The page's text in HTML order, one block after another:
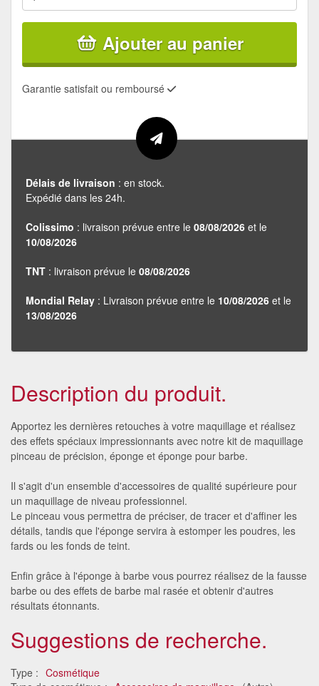
Ajouter au panier
Garantie satisfait ou remboursé
Délais de livraison : en stock.
Expédié dans les 24h.
Colissimo : livraison prévue entre le 08/08/2026 et le
10/08/2026
TNT : livraison prévue le 08/08/2026
Mondial Relay : Livraison prévue entre le 10/08/2026 et le
13/08/2026
Description du produit.
Apportez les dernières retouches à votre maquillage et réalisez
des effets spéciaux impressionnants avec notre kit de maquillage
pinceau de précision, éponge et éponge pour barbe.
Il s'agit d'un ensemble d'accessoires de qualité supérieure pour
un maquillage de niveau professionnel.
Le pinceau vous permettra de préciser, de tracer et d'affiner les
détails, tandis que l'éponge servira à estomper les poudres, les
fards ou les fonds de teint.
Enfin grâce à l'éponge à barbe vous pourrez réalisez de la fausse
barbe ou des effets de barbe mal rasée et obtenir d'autres
résultats étonnants.
Suggestions de recherche.
Type : Cosmétique